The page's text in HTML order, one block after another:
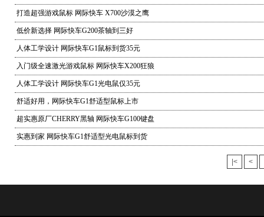
打造超强游戏鼠标 网际快车 X700沙漠之鹰
低价新选择 网际快车G200茶轴到三好
人体工学设计 网际快车G1鼠标到货35元
入门级全速激光游戏鼠标 网际快车X200狂狼
人体工学设计 网际快车G1光电鼠仅35元
舒适好用，网际快车G1舒适型鼠标上市
超实惠原厂CHERRY黑轴 网际快车G100键盘
实惠到家 网际快车G1舒适型光电鼠标到货
|< <